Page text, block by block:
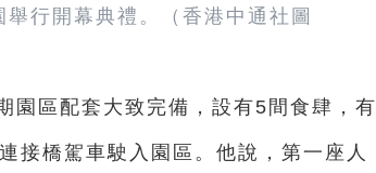
行開幕典禮。（香港中通社圖
園區配套大致完備，設有5間食肆，有
接橋駕車駛入園區。他說，第一座人